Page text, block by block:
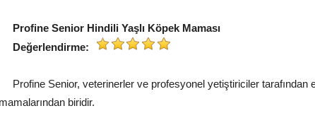
Profine Senior Hindili Yaşlı Köpek Maması
Değerlendirme:
Profine Senior, veterinerler ve profesyonel yetiştiriciler tarafından
biridir.